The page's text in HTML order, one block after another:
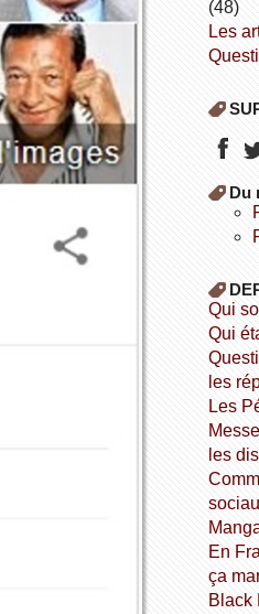
(48)
Les
Du
Qui
Qui
Questions drôles en direct de Facebook (avec
les
Les
Messenger : Comment récupérer et lire toutes
les
Comment partager l'humour sur les réseaux
En France, les élections municipales : comment
ça
Black Friday 2025 : records de ventes, chaos de